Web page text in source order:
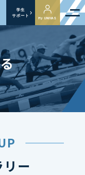
学生
サポート
My UNIVAS
ー